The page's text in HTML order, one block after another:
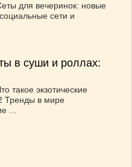
для вечеринок: новые
сети и
в суши и роллах:
такое экзотические
Тренды в мире
...